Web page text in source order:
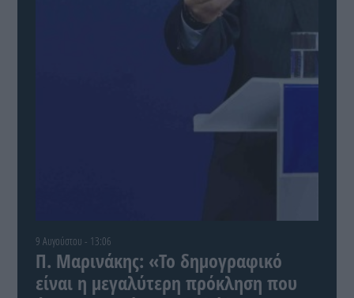
9 Αυγούστου - 13:06
Π. Μαρινάκης: «Το δημογραφικό
είναι η μεγαλύτερη πρόκληση που